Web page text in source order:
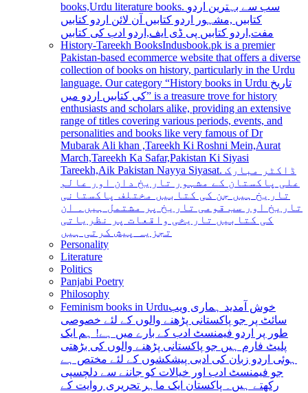
books,Urdu literature books. سب سے بہترین اردو
کتابیں ,مشہور اردو کتابیں آن لائن اردو کتابیں
مفت,اردو کتابیں پی ڈی ایف,اردو ادب کی کتابیں
History-Tareekh BooksIndusbook.pk is a premier
Pakistan-based ecommerce website that offers a diverse
collection of books on history, particularly in the Urdu
language. Our category “History books in Urdu تاریخ
کی کتابیں اردو میں” is a treasure trove for history
enthusiasts and scholars alike, providing an extensive
range of titles covering various periods, events, and
personalities and books like very famous of Dr
Mubarak Ali khan ,Tareekh Ki Roshni Mein,Aurat
March,Tareekh Ka Safar,Pakistan Ki Siyasi
Tareekh,Aik Pakistan Nayya Siyasat. ڈاکٹر مبارک
علی پاکستان کے مشہور تاریخ دان اور عالم
تاریخ ہیں جن کی کتابیں مختلف پاکستانی
تاریخ اور سب قومی تاریخ پر مشتمل ہیں۔ ان
کی کتابیں تاریخی واقعات پر نظریاتی
تجزیہ پیش کرتی ہیں
Personality
Literature
Politics
Panjabi Poetry
Philosophy
Feminism books in Urduخوش آمدید ہماری ویب
سائٹ پر جو پاکستانی پڑھنے والوں کے لئے خصوصی
طور پر اردو فیمنسٹ ادب کے بارے میں ہے! ہم ایک
پلیٹ فارم ہیں جو پاکستانی پڑھنے والوں کی بڑھتی
ہوئی اردو زبان کی ادبی پیشکشوں کے لئے مختص ہے
جو فیمنسٹ ادب اور خیالات کو جاننے سے دلچسپی
رکھتے ہیں۔ پاکستان ایک ماہر تحریری روایت کے